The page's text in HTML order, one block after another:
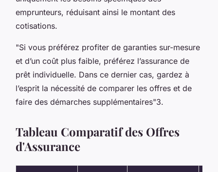
emprunteurs, réduisant ainsi le montant des
cotisations.
"Si vous préférez profiter de garanties sur-mesure
et d’un coût plus faible, préférez l’assurance de
prêt individuelle. Dans ce dernier cas, gardez à
l’esprit la nécessité de comparer les offres et de
faire des démarches supplémentaires"3.
Tableau Comparatif des Offres
d'Assurance